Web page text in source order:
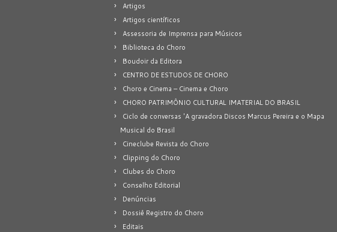
Artigos
Artigos científicos
Assessoria de Imprensa para Músicos
Biblioteca do Choro
Boudoir da Editora
CENTRO DE ESTUDOS DE CHORO
Choro e Cinema – Cinema e Choro
CHORO PATRIMÔNIO CULTURAL IMATERIAL DO BRASIL
Ciclo de conversas 'A gravadora Discos Marcus Pereira e o Mapa
Musical do Brasil
Cineclube Revista do Choro
Clipping do Choro
Clubes do Choro
Conselho Editorial
Denúncias
Dossiê Registro do Choro
Editais